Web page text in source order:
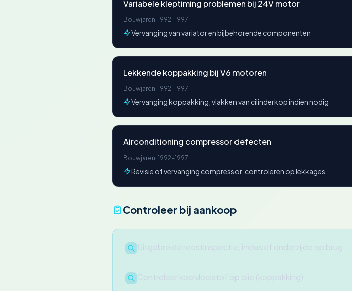
Variabele kleptiming problemen bij 24V motor
Bouwjaren: 1992-1997
Vervanging van variator en bijbehorende componenten
Lekkende koppakking bij V6 motoren
Bouwjaren: 1992-1997
Vervanging koppakking, vlakken van cilinderkop indien nodig
Airconditioning compressor defecten
Bouwjaren: 1992-1997
Revisie of vervanging compressor, controleren op lekkages
Controleer bij aankoop
Uitgebreide roestinspectie, inclusief onderzijde op brug
Controleer koelvloeistof op olie (koppakking)